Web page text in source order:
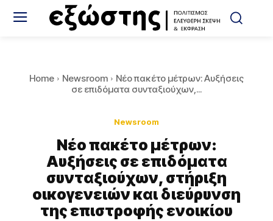
Home Newsroom
Νέο πακέτο μέτρων: Αυξήσεις
σε επιδόματα συνταξιούχων,...
Newsroom
Νέο πακέτο μέτρων:
Αυξήσεις σε επιδόματα
συνταξιούχων, στήριξη
οικογενειών και διεύρυνση
της επιστροφής ενοικίου